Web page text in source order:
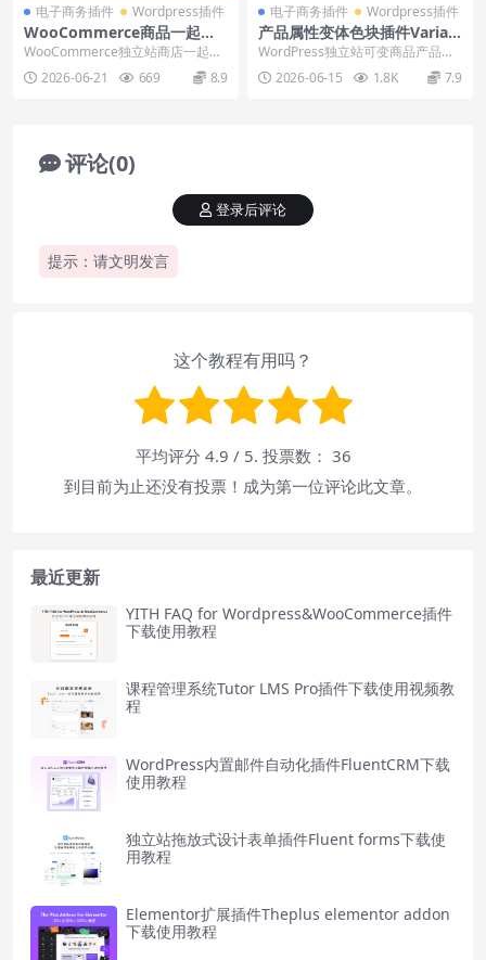
电子商务插件 Wordpress插件
WooCommerce商品一起购
买插件WPC Frequently Bou
ght Together下载使用
WooCommerce独立站商店一起购
买功能模块插件WPC Frequently...
2026-06-21 669 8.9
电子商务插件 Wordpress插件
产品属性变体色块插件Variati
on Swatches For WooCom
merce下载安装视频
WordPress独立站可变商品产品属
性变体色块插件Woo Variation ...
2026-06-15 1.8K 7.9
评论(0)
提示：请文明发言
登录后评论
这个教程有用吗？
平均评分 4.9 / 5. 投票数： 36
到目前为止还没有投票！成为第一位评论此文章。
最近更新
YITH FAQ for Wordpress&WooCommerce插件
下载使用教程
课程管理系统Tutor LMS Pro插件下载使用视频教
程
WordPress内置邮件自动化插件FluentCRM下载
使用教程
独立站拖放式设计表单插件Fluent forms下载使
用教程
Elementor扩展插件Theplus elementor addon
下载使用教程